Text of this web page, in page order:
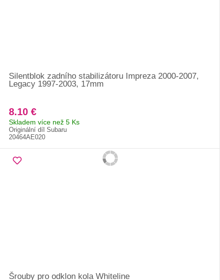
Silentblok zadního stabilizátoru Impreza 2000-2007,
Legacy 1997-2003, 17mm
8.10 €
Skladem více než 5 Ks
Originální díl Subaru
20464AE020
Šrouby pro odklon kola Whiteline